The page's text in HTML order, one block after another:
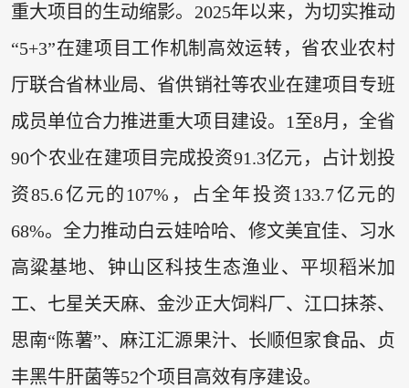
重大项目的生动缩影。2025年以来，为切实推动
“5+3”在建项目工作机制高效运转，省农业农村
厅联合省林业局、省供销社等农业在建项目专班
成员单位合力推进重大项目建设。1至8月，全省
90个农业在建项目完成投资91.3亿元，占计划投
资85.6亿元的107%，占全年投资133.7亿元的
68%。全力推动白云娃哈哈、修文美宜佳、习水
高粱基地、钟山区科技生态渔业、平坝稻米加
工、七星关天麻、金沙正大饲料厂、江口抹茶、
思南“陈薯”、麻江汇源果汁、长顺但家食品、贞
丰黑牛肝菌等52个项目高效有序建设。